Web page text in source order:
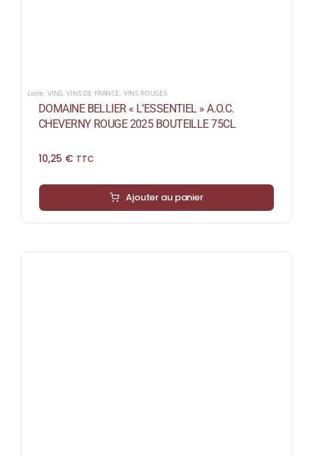
Loire VINS ,VINS DE FRANCE VINS ROUGES
DOMAINE BELLIER « L’ESSENTIEL » A.O.C.
CHEVERNY ROUGE 2025 BOUTEILLE 75CL
10,25 € TTC
Ajouter au panier